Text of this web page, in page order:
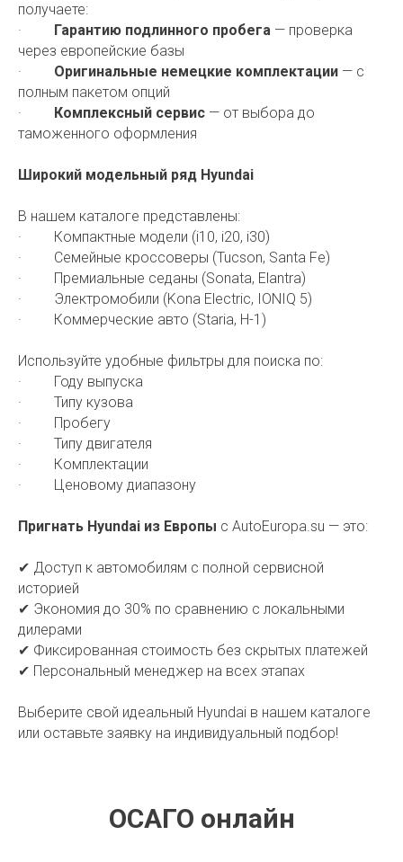
получаете:
·
Гарантию подлинного пробега — проверка
через европейские базы
· Оригинальные немецкие комплектации — с
полным пакетом опций
·
Комплексный сервис — от выбора до
таможенного оформления
Широкий модельный ряд Hyundai
В нашем каталоге представлены:
· Компактные модели (i10, i20, i30)
· Семейные кроссоверы (Tucson, Santa Fe)
· Премиальные седаны (Sonata, Elantra)
· Электромобили (Kona Electric, IONIQ 5)
· Коммерческие авто (Staria, H-1)
Используйте удобные фильтры для поиска по:
· Году выпуска
· Типу кузова
· Пробегу
· Типу двигателя
· Комплектации
· Ценовому диапазону
Пригнать Hyundai из Европы с AutoEuropa.su — это:
✔ Доступ к автомобилям с полной сервисной
историей
✔ Экономия до 30% по сравнению с локальными
дилерами
✔ Фиксированная стоимость без скрытых платежей
✔ Персональный менеджер на всех этапах
Выберите свой идеальный Hyundai в нашем каталоге
или оставьте заявку на индивидуальный подбор!
ОСАГО онлайн